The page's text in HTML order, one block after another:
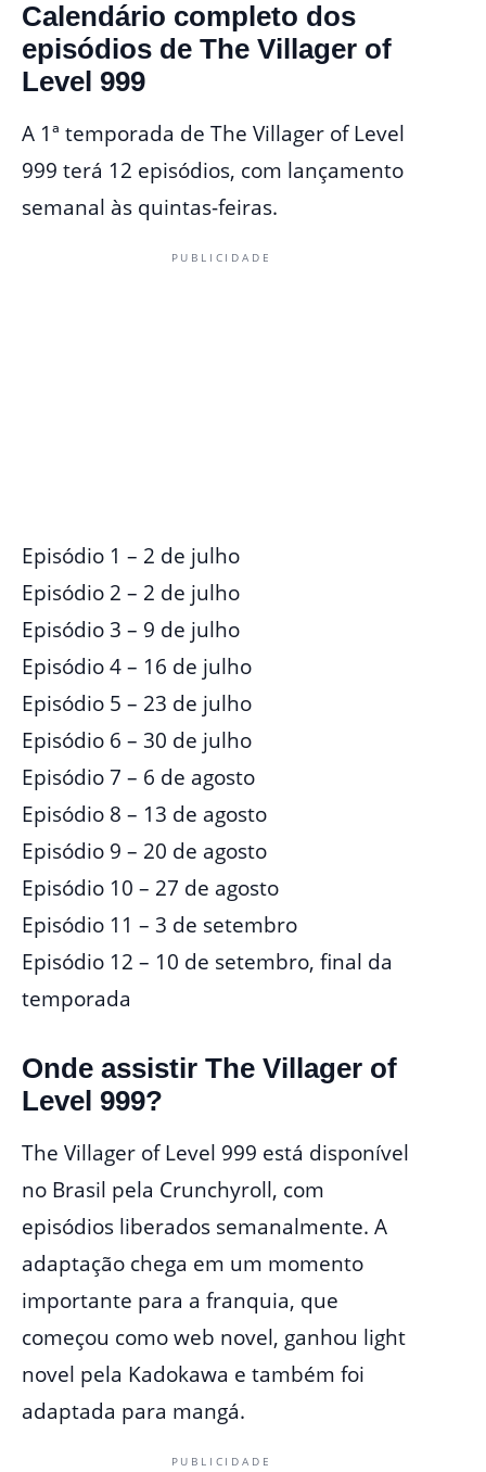
Calendário completo dos
episódios de The Villager of
Level 999
A 1ª temporada de The Villager of Level
999 terá 12 episódios, com lançamento
semanal às quintas-feiras.
PUBLICIDADE
Episódio 1 – 2 de julho
Episódio 2 – 2 de julho
Episódio 3 – 9 de julho
Episódio 4 – 16 de julho
Episódio 5 – 23 de julho
Episódio 6 – 30 de julho
Episódio 7 – 6 de agosto
Episódio 8 – 13 de agosto
Episódio 9 – 20 de agosto
Episódio 10 – 27 de agosto
Episódio 11 – 3 de setembro
Episódio 12 – 10 de setembro, final da
temporada
Onde assistir The Villager of
Level 999?
The Villager of Level 999 está disponível
no Brasil pela Crunchyroll, com
episódios liberados semanalmente. A
adaptação chega em um momento
importante para a franquia, que
começou como web novel, ganhou light
novel pela Kadokawa e também foi
adaptada para mangá.
PUBLICIDADE